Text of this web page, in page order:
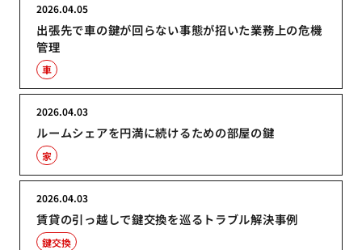
出張先で車の鍵が回らない事態が招いた業務上の危機
管理
2026.04.05
車
ルームシェアを円満に続けるための部屋の鍵
2026.04.03
家
賃貸の引っ越しで鍵交換を巡るトラブル解決事例
2026.04.03
鍵交換